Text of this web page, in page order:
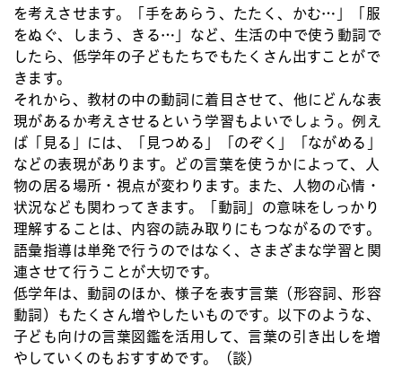
を考えさせます。「手をあらう、たたく、かむ…」「服
をぬぐ、しまう、きる…」など、生活の中で使う動詞で
したら、低学年の子どもたちでもたくさん出すことがで
きます。
それから、教材の中の動詞に着目させて、他にどんな表
現があるか考えさせるという学習もよいでしょう。例え
ば「見る」には、「見つめる」「のぞく」「ながめる」
などの表現があります。どの言葉を使うかによって、人
物の居る場所・視点が変わります。また、人物の心情・
状況なども関わってきます。「動詞」の意味をしっかり
理解することは、内容の読み取りにもつながるのです。
語彙指導は単発で行うのではなく、さまざまな学習と関
連させて行うことが大切です。
低学年は、動詞のほか、様子を表す言葉（形容詞、形容
動詞）もたくさん増やしたいものです。以下のような、
子ども向けの言葉図鑑を活用して、言葉の引き出しを増
やしていくのもおすすめです。（談）